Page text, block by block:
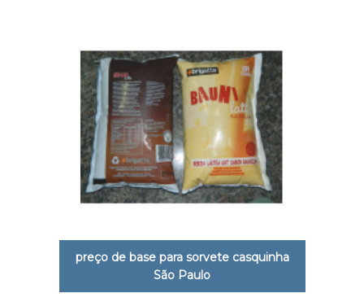
preço de base para sorvete casquinha
São Paulo